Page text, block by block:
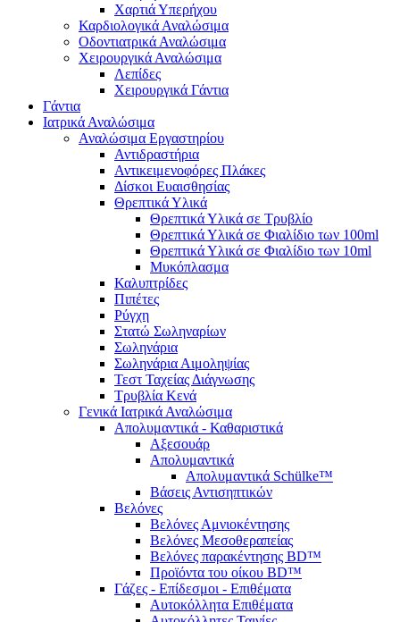
Χαρτιά Υπερήχου
Καρδιολογικά Αναλώσιμα
Οδοντιατρικά Αναλώσιμα
Χειρουργικά Αναλώσιμα
Λεπίδες
Χειρουργικά Γάντια
Γάντια
Ιατρικά Αναλώσιμα
Αναλώσιμα Εργαστηρίου
Αντιδραστήρια
Αντικειμενοφόρες Πλάκες
Δίσκοι Ευαισθησίας
Θρεπτικά Υλικά
Θρεπτικά Υλικά σε Τρυβλίο
Θρεπτικά Υλικά σε Φιαλίδιο των 100ml
Θρεπτικά Υλικά σε Φιαλίδιο των 10ml
Μυκόπλασμα
Καλυπτρίδες
Πιπέτες
Ρύγχη
Στατώ Σωληναρίων
Σωληνάρια
Σωληνάρια Αιμοληψίας
Τεστ Ταχείας Διάγνωσης
Τρυβλία Κενά
Γενικά Ιατρικά Αναλώσιμα
Απολυμαντικά - Καθαριστικά
Αξεσουάρ
Απολυμαντικά
Απολυμαντικά Schülke™
Βάσεις Αντισηπτικών
Βελόνες
Βελόνες Αμνιοκέντησης
Βελόνες Μεσοθεραπείας
Βελόνες παρακέντησης BD™
Προϊόντα του οίκου BD™
Γάζες - Επίδεσμοι - Επιθέματα
Αυτοκόλλητα Επιθέματα